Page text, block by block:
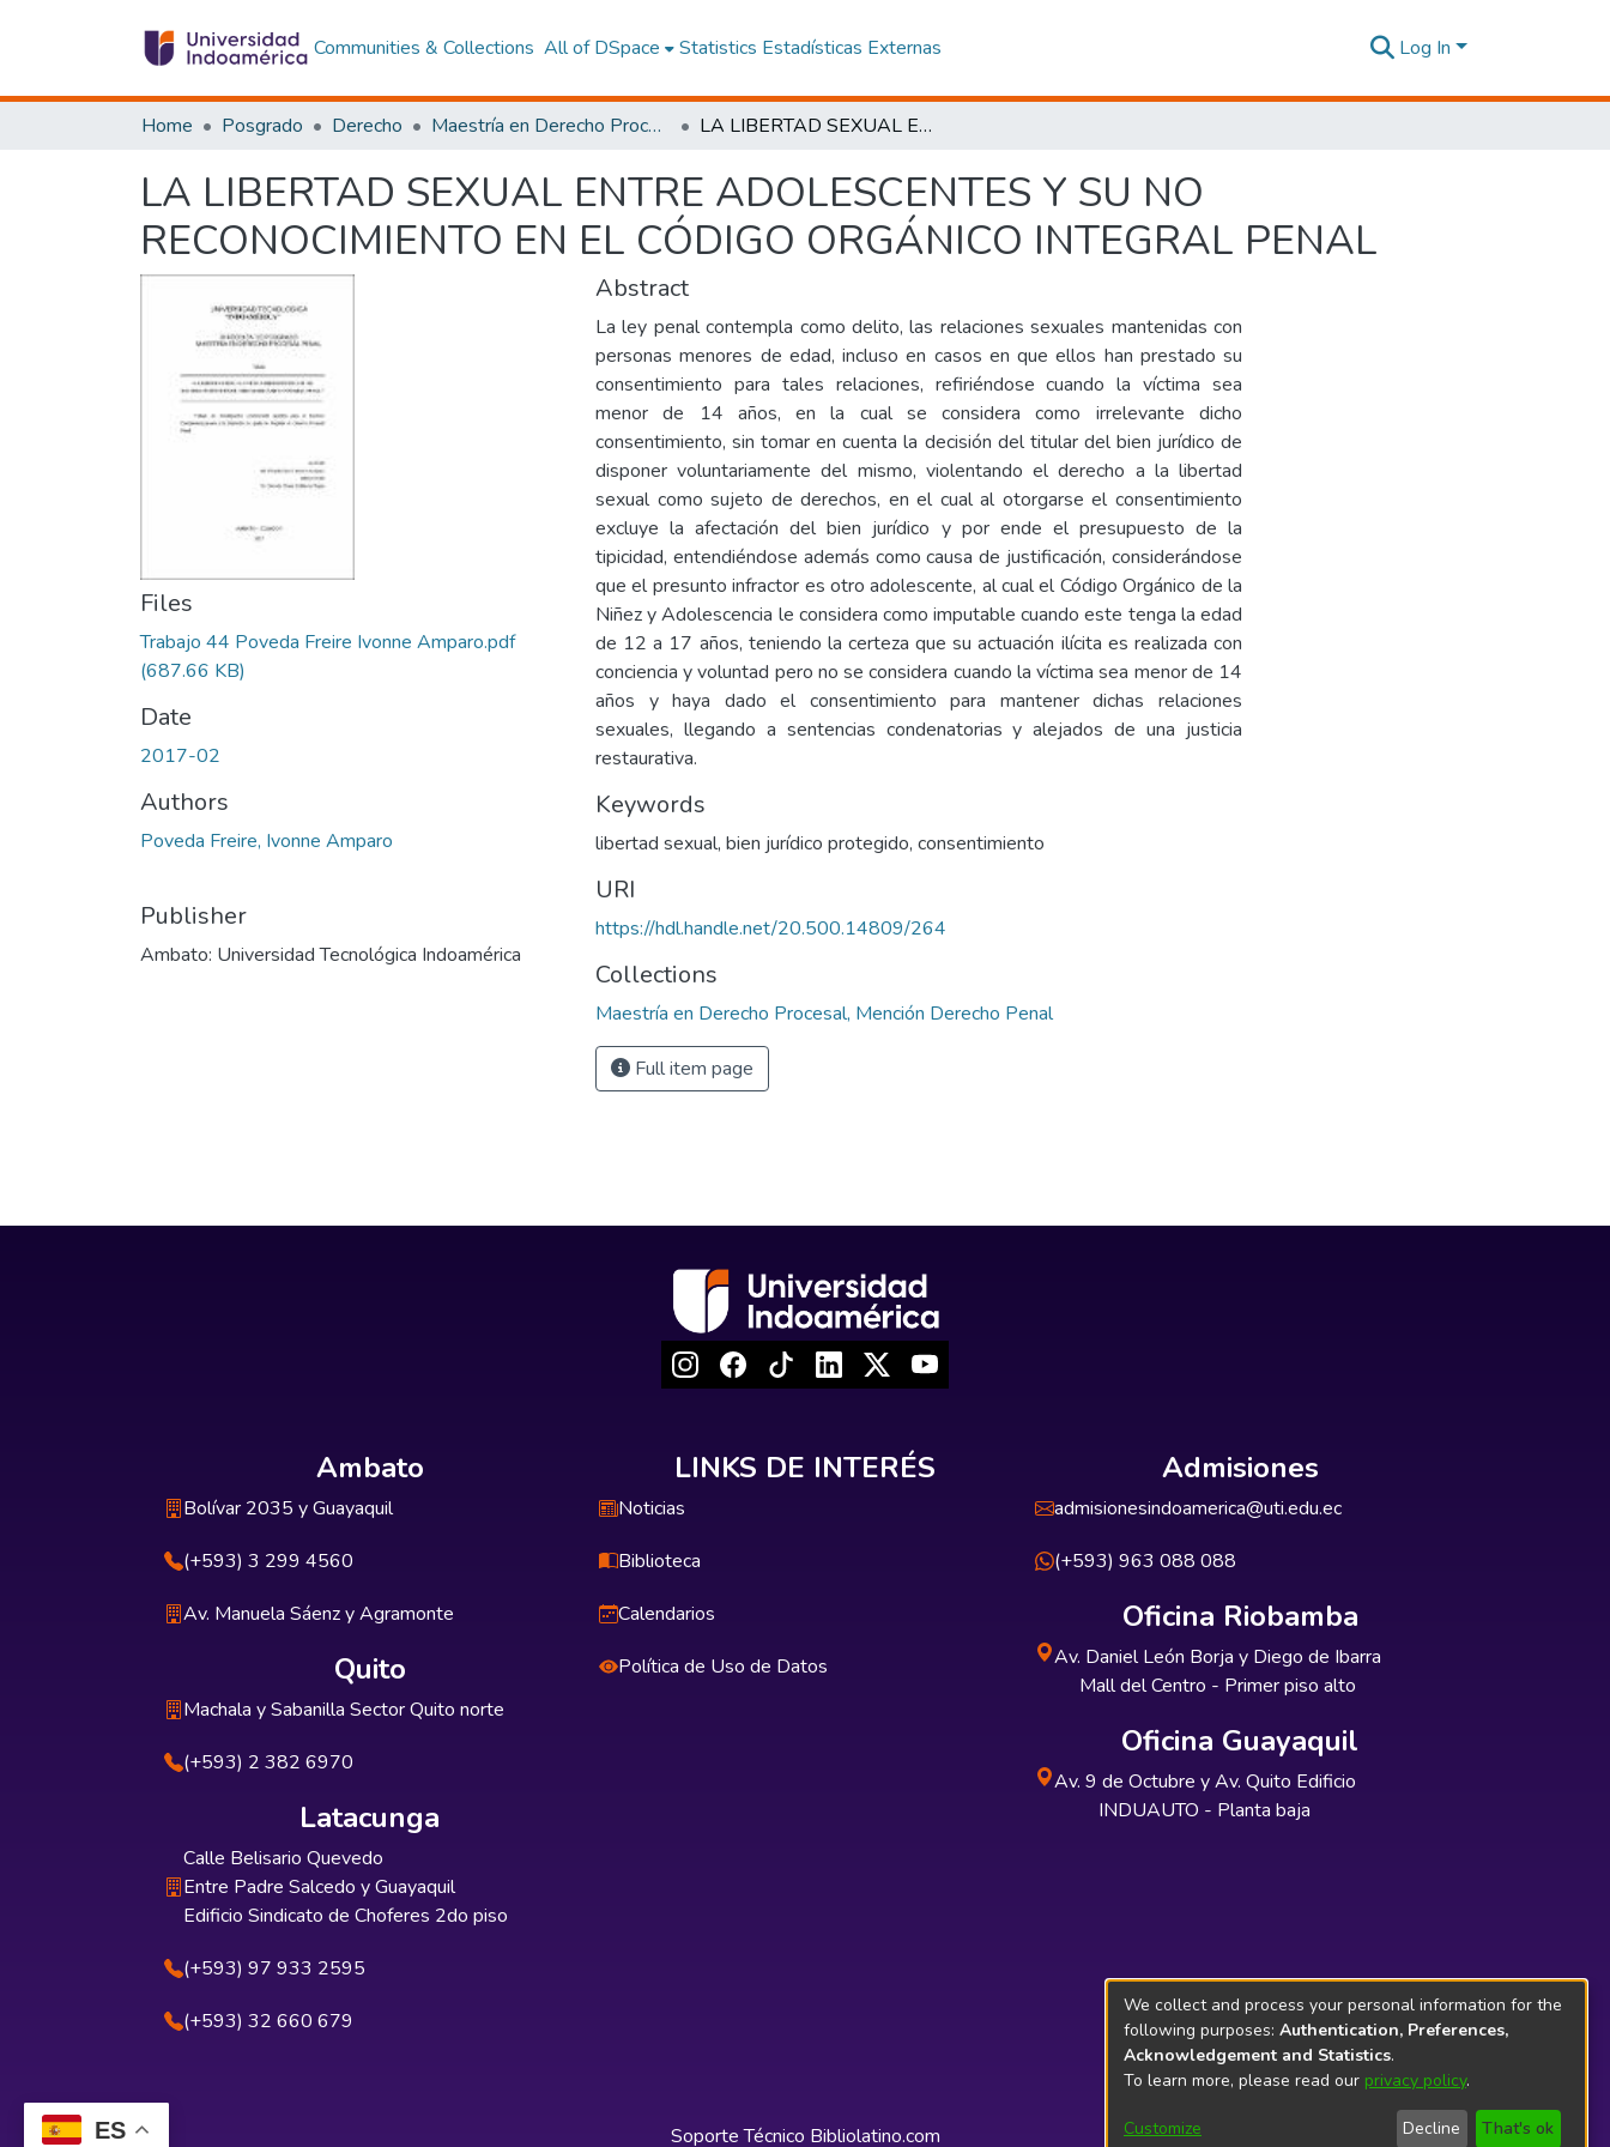
ES
Communities & Collections All of DSpace Statistics Estadísticas Externas Log In
Home Posgrado Derecho Maestría en Derecho Procesal, Mención Derecho Penal LA LIBERTAD SEXUAL ENTRE ADOLESCENTES Y SU NO RECONOCIMIENTO EN EL CÓDIGO ORGÁNICO INTEGRAL PENAL
LA LIBERTAD SEXUAL ENTRE ADOLESCENTES Y SU NO
RECONOCIMIENTO EN EL CÓDIGO ORGÁNICO INTEGRAL PENAL
Files
Trabajo 44 Poveda Freire Ivonne Amparo.pdf
(687.66 KB)
Date
2017-02
Authors
Poveda Freire, Ivonne Amparo
Publisher
Ambato: Universidad Tecnológica Indoamérica
Abstract
La ley penal contempla como delito, las relaciones sexuales mantenidas con
personas menores de edad, incluso en casos en que ellos han prestado su
consentimiento para tales relaciones, refiriéndose cuando la víctima sea
menor de 14 años, en la cual se considera como irrelevante dicho
consentimiento, sin tomar en cuenta la decisión del titular del bien jurídico de
disponer voluntariamente del mismo, violentando el derecho a la libertad
sexual como sujeto de derechos, en el cual al otorgarse el consentimiento
excluye la afectación del bien jurídico y por ende el presupuesto de la
tipicidad, entendiéndose además como causa de justificación, considerándose
que el presunto infractor es otro adolescente, al cual el Código Orgánico de la
Niñez y Adolescencia le considera como imputable cuando este tenga la edad
de 12 a 17 años, teniendo la certeza que su actuación ilícita es realizada con
conciencia y voluntad pero no se considera cuando la víctima sea menor de 14
años y haya dado el consentimiento para mantener dichas relaciones
sexuales, llegando a sentencias condenatorias y alejados de una justicia
restaurativa.
Keywords
libertad sexual, bien jurídico protegido, consentimiento
URI
https://hdl.handle.net/20.500.14809/264
Collections
Maestría en Derecho Procesal, Mención Derecho Penal
Full item page
Ambato
Bolívar 2035 y Guayaquil
(+593) 3 299 4560
Av. Manuela Sáenz y Agramonte
Quito
Machala y Sabanilla Sector Quito norte
(+593) 2 382 6970
Latacunga
Calle Belisario Quevedo
Entre Padre Salcedo y Guayaquil
Edificio Sindicato de Choferes 2do piso
(+593) 97 933 2595
(+593) 32 660 679
LINKS DE INTERÉS
Noticias
Biblioteca
Calendarios
Política de Uso de Datos
Admisiones
admisionesindoamerica@uti.edu.ec
(+593) 963 088 088
Oficina Riobamba
Av. Daniel León Borja y Diego de Ibarra
Mall del Centro - Primer piso alto
Oficina Guayaquil
Av. 9 de Octubre y Av. Quito Edificio
INDUAUTO - Planta baja
Soporte Técnico Bibliolatino.com
We collect and process your personal information for the
following purposes: Authentication, Preferences,
Acknowledgement and Statistics.
To learn more, please read our privacy policy.
Customize Decline That's ok